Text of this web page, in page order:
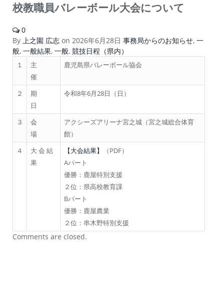
校教職員バレーボール大会について
0
By 上之園 広志 on 2026年6月28日 事務局からのお知らせ, 一
般, 一般結果, 一般, 競技日程（県内）
１
主
催
鹿児島県バレーボール協会
２
期
日
令和8年6月28日（日）
３
会
場
アクシーズアリーナ宮之城（宮之城総合体育
館）
４
大 会 結
果
【大会結果】
（PDF）
Aパート
優勝：鹿屋特別支援
２位：県高校教育課
Bパート
優勝：鹿屋農業
２位：串木野特別支援
Comments are closed.